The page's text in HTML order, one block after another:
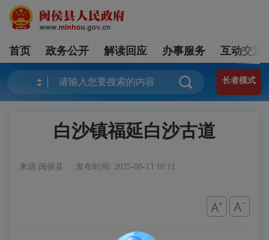
首页 政务公开 解读回应 办事服务 互动交流
长者模式
白沙镇福延白沙古道
来源:闽侯县 发布时间: 2025-08-13 10:11